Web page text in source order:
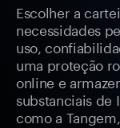
Escolher a
necessidades
uso,
uma proteção
online e
substanciais de
como a